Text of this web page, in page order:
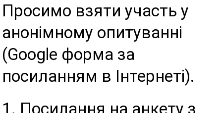
Просимо взяти участь у
анонімному опитуванні
(Google форма за
посиланням в Інтернеті).
1. Посилання на анкету з